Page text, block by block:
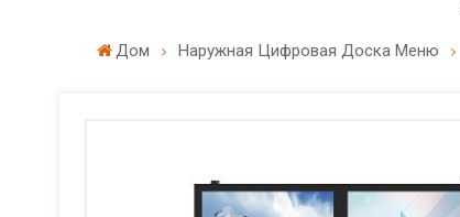
Дом Наружная Цифровая Доска Меню